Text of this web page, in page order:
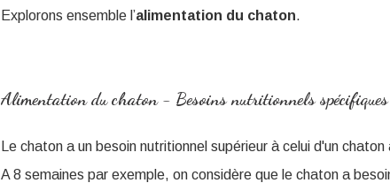
Explorons ensemble l’​alimentation du chaton.
Alimentation du chaton - Besoins nutritionnels spécifiques
Le chaton a un besoin nutritionnel supérieur à celui d'un chaton
A 8 semaines par exemple, on considère que le chaton a